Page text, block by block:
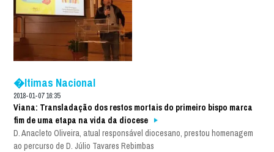
�ltimas Nacional
2018-01-07 16:35
Viana: Transladação dos restos mortais do primeiro bispo marca
fim de uma etapa na vida da diocese
D. Anacleto Oliveira, atual responsável diocesano, prestou homenagem
ao percurso de D. Júlio Tavares Rebimbas